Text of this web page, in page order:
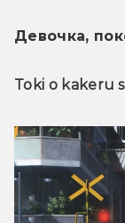
Девочка,
Toki o kakeru